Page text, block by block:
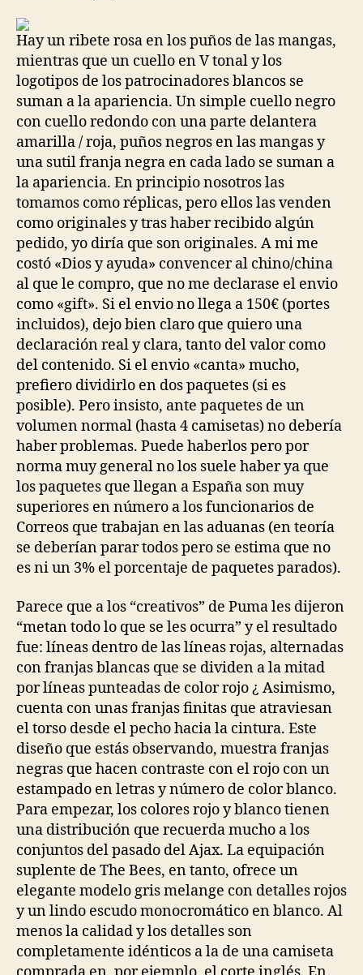
Hay un ribete rosa en los puños de las mangas,
mientras que un cuello en V tonal y los
logotipos de los patrocinadores blancos se
suman a la apariencia. Un simple cuello negro
con cuello redondo con una parte delantera
amarilla / roja, puños negros en las mangas y
una sutil franja negra en cada lado se suman a
la apariencia. En principio nosotros las
tomamos como réplicas, pero ellos las venden
como originales y tras haber recibido algún
pedido, yo diría que son originales. A mi me
costó «Dios y ayuda» convencer al chino/china
al que le compro, que no me declarase el envio
como «gift». Si el envio no llega a 150€ (portes
incluidos), dejo bien claro que quiero una
declaración real y clara, tanto del valor como
del contenido. Si el envio «canta» mucho,
prefiero dividirlo en dos paquetes (si es
posible). Pero insisto, ante paquetes de un
volumen normal (hasta 4 camisetas) no debería
haber problemas. Puede haberlos pero por
norma muy general no los suele haber ya que
los paquetes que llegan a España son muy
superiores en número a los funcionarios de
Correos que trabajan en las aduanas (en teoría
se deberían parar todos pero se estima que no
es ni un 3% el porcentaje de paquetes parados).
Parece que a los “creativos” de Puma les dijeron
“metan todo lo que se les ocurra” y el resultado
fue: líneas dentro de las líneas rojas, alternadas
con franjas blancas que se dividen a la mitad
por líneas punteadas de color rojo ¿ Asimismo,
cuenta con unas franjas finitas que atraviesan
el torso desde el pecho hacia la cintura. Este
diseño que estás observando, muestra franjas
negras que hacen contraste con el rojo con un
estampado en letras y número de color blanco.
Para empezar, los colores rojo y blanco tienen
una distribución que recuerda mucho a los
conjuntos del pasado del Ajax. La equipación
suplente de The Bees, en tanto, ofrece un
elegante modelo gris melange con detalles rojos
y un lindo escudo monocromático en blanco. Al
menos la calidad y los detalles son
completamente idénticos a la de una camiseta